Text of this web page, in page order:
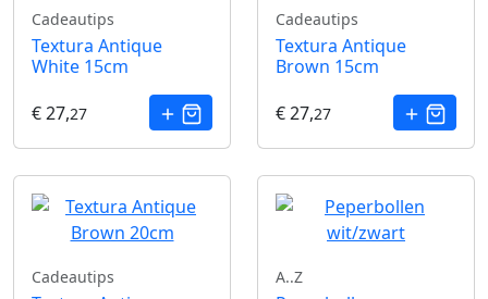
Cadeautips
Textura Antique
White 15cm
€ 27,27
Cadeautips
Textura Antique
Brown 15cm
€ 27,27
Cadeautips A..Z